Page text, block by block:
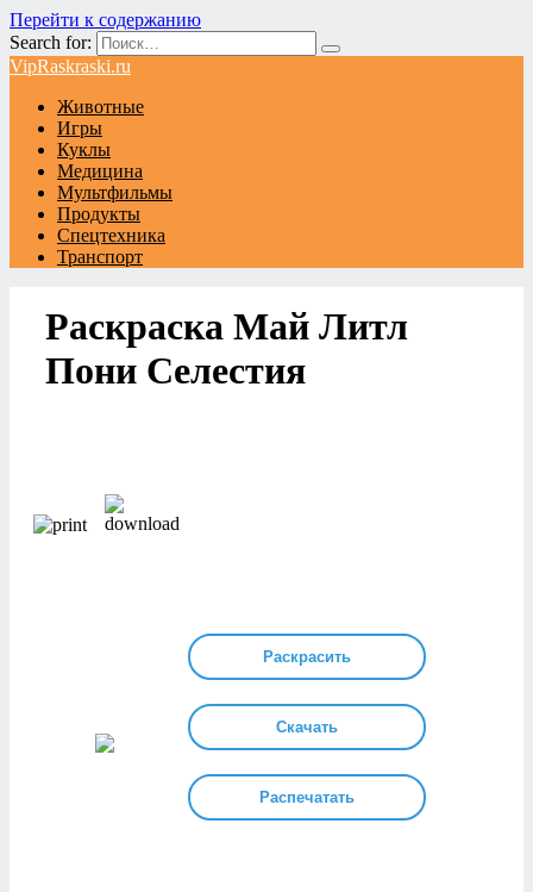
Перейти к содержанию
Search for:
VipRaskraski.ru
Животные
Игры
Куклы
Медицина
Мультфильмы
Продукты
Спецтехника
Транспорт
Раскраска Май Литл
Пони Селестия
Раскрасить
Скачать
Распечатать